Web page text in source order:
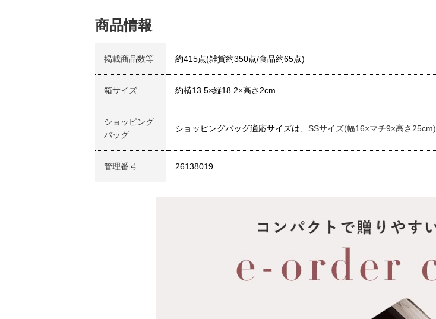
商品情報
掲載商品数等 約415点(雑貨約350点/食品約65点)
箱サイズ 約横13.5×縦18.2×高さ2cm
ショッピング
バッグ
ショッピングバッグ適応サイズは、 SSサイズ(幅16×マチ9×高さ25cm)
管理番号 26138019